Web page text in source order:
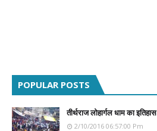
POPULAR POSTS
तीर्थराज लोहार्गल धाम का इतिहास
2/10/2016 06:57:00 Pm